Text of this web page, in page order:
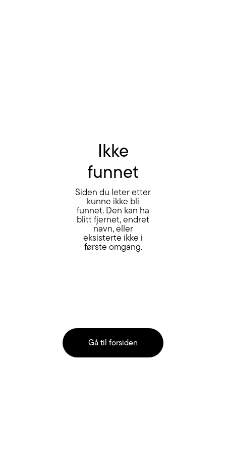
Ikke
funnet
Siden du leter etter
kunne ikke bli
funnet. Den kan ha
blitt fjernet, endret
navn, eller
eksisterte ikke i
første omgang.
Gå til forsiden